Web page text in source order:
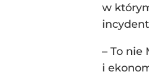
w
– To nie
i